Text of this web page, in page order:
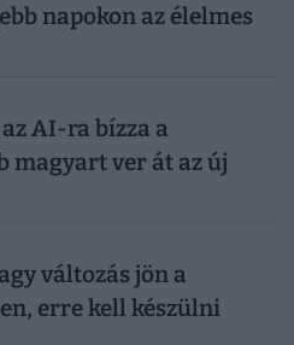
napokon az élelmes
AI-ra bízza a
magyart ver át az új
változás jön a
erre kell készülni